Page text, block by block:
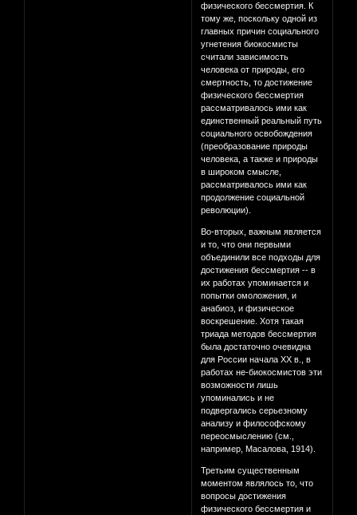
физического бессмертия. К
тому же, поскольку одной из
главных причин социального
угнетения биокосмисты
считали зависимость
человека от природы, его
смертность, то достижение
физического бессмертия
рассматривалось ими как
единственный реальный путь
социального освобождения
(преобразование природы
человека, а также и природы
в широком смысле,
рассматривалось ими как
продолжение социальной
революции).
Во-вторых, важным является
и то, что они первыми
объединили все подходы для
достижения бессмертия -- в
их работах упоминается и
попытки омоложения, и
анабиоз, и физическое
воскрешение. Хотя такая
триада методов бессмертия
была достаточно очевидна
для России начала XX в., в
работах не-биокосмистов эти
возможности лишь
упоминались и не
подвергались серьезному
анализу и философскому
переосмыслению (см.,
например, Масалова, 1914).
Третьим существенным
моментом являлось то, что
вопросы достижения
физического бессмертия и